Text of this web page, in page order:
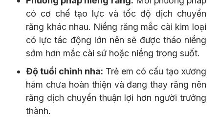
có cơ chế tạo lực và tốc độ dịch chuyển
răng khác nhau. Niềng răng mắc cài kim loại
có lực tác động lớn nên sẽ được tháo niềng
sớm hơn mắc cài sứ hoặc niềng trong suốt.
Độ tuổi chỉnh nha: Trẻ em có cấu tạo xương
hàm chưa hoàn thiện và đang thay răng nên
răng dịch chuyển thuận lợi hơn người trưởng
thành.